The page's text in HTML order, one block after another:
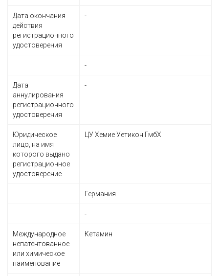
Дата окончания
действия
регистрационного
удостоверения
-
-
Дата
аннулирования
регистрационного
удостоверения
-
Юридическое
лицо, на имя
которого выдано
регистрационное
удостоверение
ЦУ Хемие Уетикон ГмбХ
Германия
-
Международное
непатентованное
или химическое
наименование
Кетамин